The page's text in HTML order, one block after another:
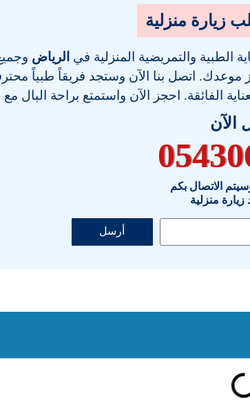
زيارة منزلية
الطبية والتمريضية المنزلية في الرياض
موعدك. اتصل بنا الآن وستجد فريقاً طبياً
الفائقة. احجز الآن واستمتع براحة البال
الآن
الاتصال بكم
منزلية
أرسل